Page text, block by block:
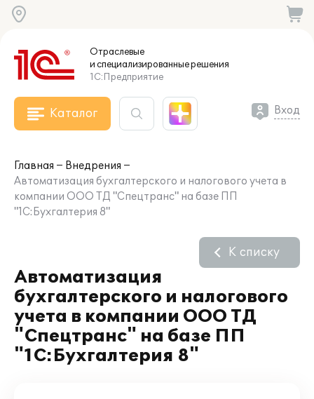
Отраслевые
и специализированныерешения
1С:Предприятие
Каталог Вход
Главная
Внедрения
Автоматизация бухгалтерского и налогового учета в
компании ООО ТД "Спецтранс" на базе ПП
"1С:Бухгалтерия 8"
Автоматизация
бухгалтерского и налогового
учета в компании ООО ТД
"Спецтранс" на базе ПП
"1С:Бухгалтерия 8"
К списку